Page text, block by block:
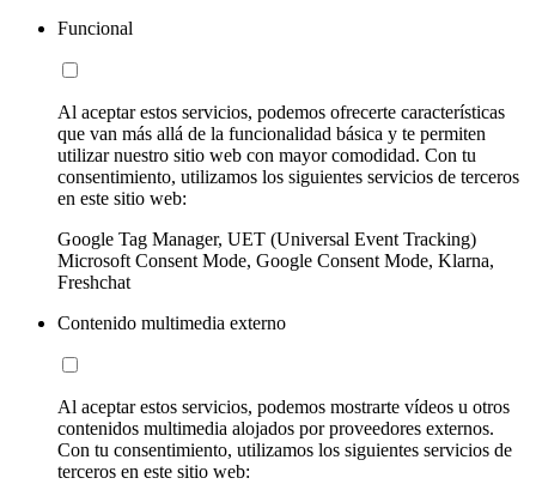
Funcional
Al aceptar estos servicios, podemos ofrecerte características
que van más allá de la funcionalidad básica y te permiten
utilizar nuestro sitio web con mayor comodidad. Con tu
consentimiento, utilizamos los siguientes servicios de terceros
en este sitio web:
Google Tag Manager, UET (Universal Event Tracking)
Microsoft Consent Mode, Google Consent Mode, Klarna,
Freshchat
Contenido multimedia externo
Al aceptar estos servicios, podemos mostrarte vídeos u otros
contenidos multimedia alojados por proveedores externos.
Con tu consentimiento, utilizamos los siguientes servicios de
terceros en este sitio web: